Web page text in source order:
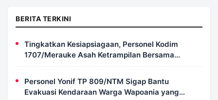
BERITA TERKINI
Tingkatkan Kesiapsiagaan, Personel Kodim
1707/Merauke Asah Ketrampilan Bersama
Petugas Damkar
Personel Yonif TP 809/NTM Sigap Bantu
Evakuasi Kendaraan Warga Wapoania yang